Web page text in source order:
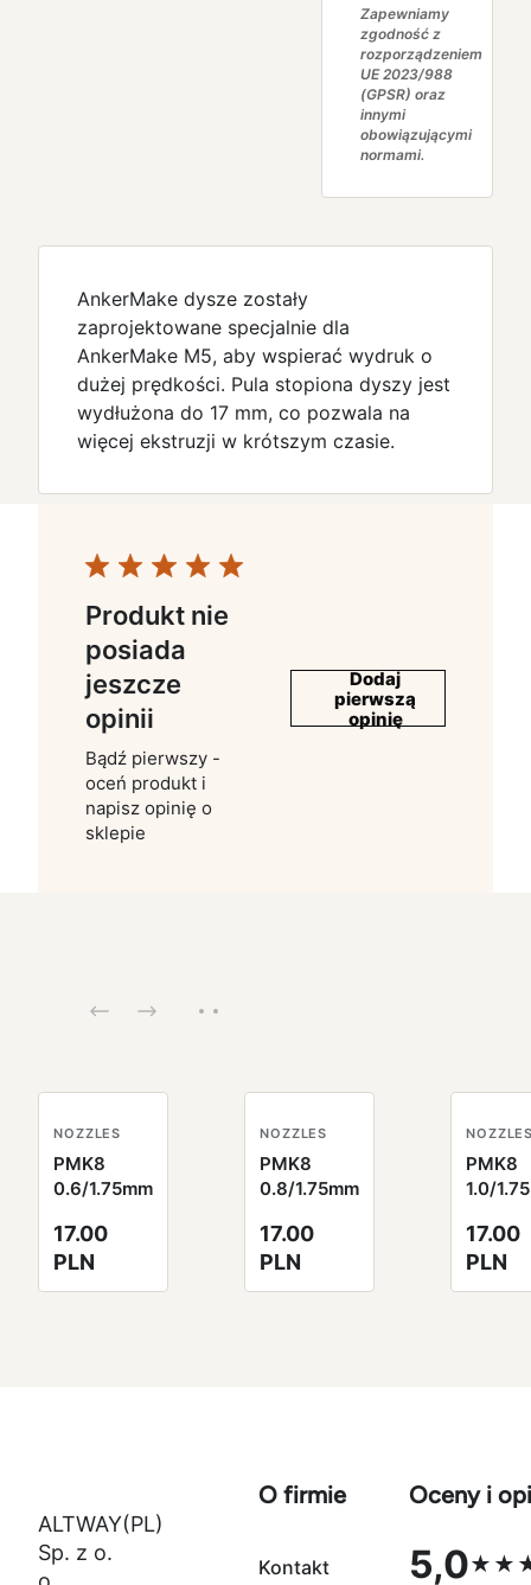
Zapewniamy
zgodność z
rozporządzeniem
UE 2023/988
(GPSR) oraz
innymi
obowiązującymi
normami.
AnkerMake dysze zostały
zaprojektowane specjalnie dla
AnkerMake M5, aby wspierać wydruk o
dużej prędkości. Pula stopiona dyszy jest
wydłużona do 17 mm, co pozwala na
więcej ekstruzji w krótszym czasie.
Produkt nie
posiada
jeszcze
opinii
Bądź pierwszy -
oceń produkt i
napisz opinię o
sklepie
Dodaj
pierwszą
opinię
NOZZLES
PMK8
0.6/1.75mm
17.00
PLN
NOZZLES
PMK8
0.8/1.75mm
17.00
PLN
PMK8
1.0/
17.00
PLN
ALTWAY(PL)
Sp. z o.
O firmie
Kontakt
Oceny i
5,0
Ocena 5,0